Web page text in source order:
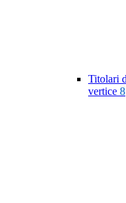
Titolari
vertice 8